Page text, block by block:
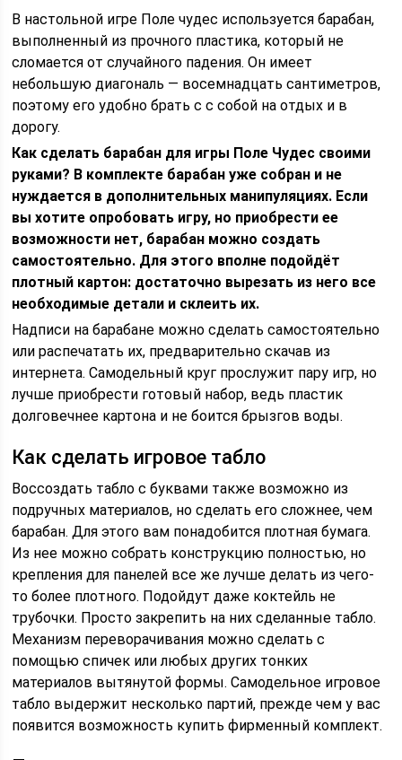
В настольной игре Поле чудес используется барабан,
выполненный из прочного пластика, который не
сломается от случайного падения. Он имеет
небольшую диагональ — восемнадцать сантиметров,
поэтому его удобно брать с с собой на отдых и в
дорогу.
Как сделать барабан для игры Поле Чудес своими
руками? В комплекте барабан уже собран и не
нуждается в дополнительных манипуляциях. Если
вы хотите опробовать игру, но приобрести ее
возможности нет, барабан можно создать
самостоятельно. Для этого вполне подойдёт
плотный картон: достаточно вырезать из него все
необходимые детали и склеить их.
Надписи на барабане можно сделать самостоятельно
или распечатать их, предварительно скачав из
интернета. Самодельный круг прослужит пару игр, но
лучше приобрести готовый набор, ведь пластик
долговечнее картона и не боится брызгов воды.
Как сделать игровое табло
Воссоздать табло с буквами также возможно из
подручных материалов, но сделать его сложнее, чем
барабан. Для этого вам понадобится плотная бумага.
Из нее можно собрать конструкцию полностью, но
крепления для панелей все же лучше делать из чего-
то более плотного. Подойдут даже коктейль не
трубочки. Просто закрепить на них сделанные табло.
Механизм переворачивания можно сделать с
помощью спичек или любых других тонких
материалов вытянутой формы. Самодельное игровое
табло выдержит несколько партий, прежде чем у вас
появится возможность купить фирменный комплект.